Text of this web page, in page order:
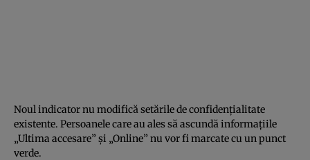
Noul indicator nu modifică setările de confidențialitate
existente. Persoanele care au ales să ascundă informațiile
„Ultima accesare” și „Online” nu vor fi marcate cu un punct
verde.